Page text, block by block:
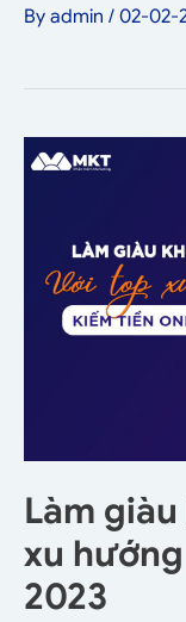
By admin / 02-02-
Làm
xu
2023